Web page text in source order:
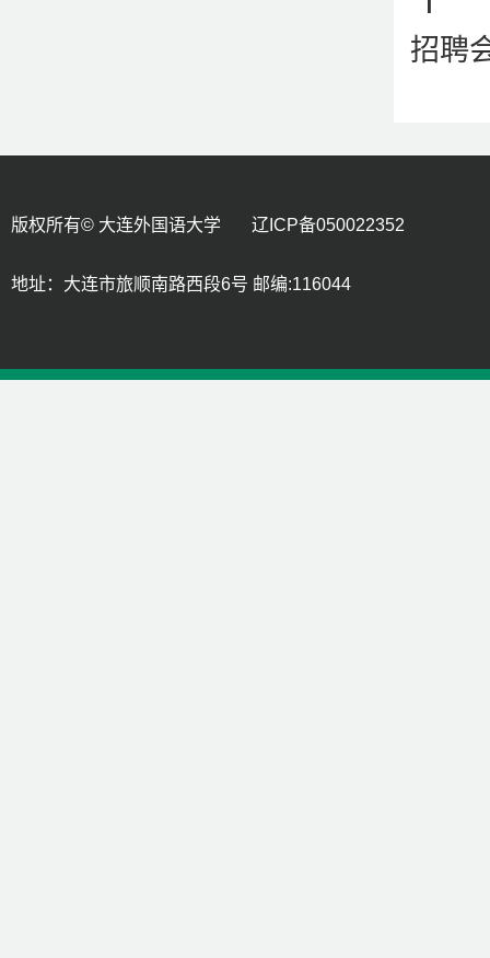
招聘
版权所有© 大连外国语大学 辽ICP备050022352
地址：大连市旅顺南路西段6号 邮编:116044